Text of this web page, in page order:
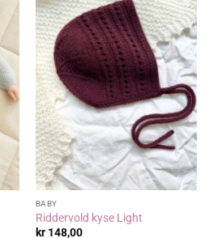
BABY
Riddervold kyse Light
kr148,00